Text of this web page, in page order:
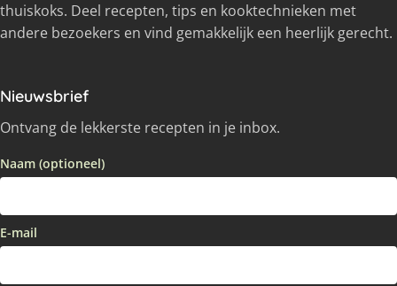
thuiskoks. Deel recepten, tips en kooktechnieken met
andere bezoekers en vind gemakkelijk een heerlijk gerecht.
Nieuwsbrief
Ontvang de lekkerste recepten in je inbox.
Naam (optioneel)
E-mail